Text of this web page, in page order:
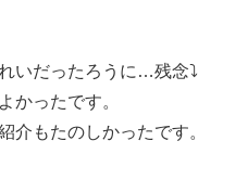
いだったろうに…残念⤵
かったです。
介もたのしかったです。